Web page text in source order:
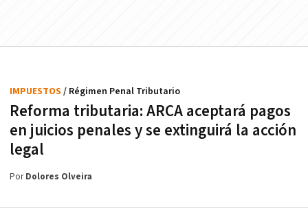
Reforma tributaria: ARCA aceptará pagos
en juicios penales y se extinguirá la acción
legal
IMPUESTOS / Régimen Penal Tributario
PorDolores Olveira